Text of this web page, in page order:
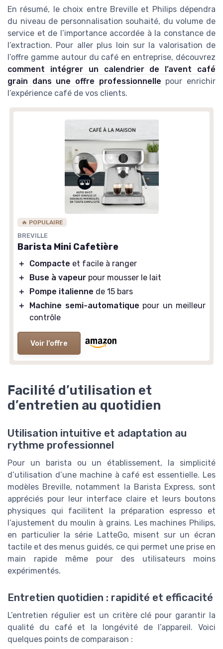
En résumé, le choix entre Breville et Philips dépendra
du niveau de personnalisation souhaité, du volume de
service et de l’importance accordée à la constance de
l’extraction. Pour aller plus loin sur la valorisation de
l’offre gamme autour du café en entreprise, découvrez
comment intégrer un calendrier de l’avent café
grain dans une offre professionnelle pour enrichir
l’expérience café de vos clients.
🔥 POPULAIRE
BREVILLE
Barista Mini Cafetière
＋ Compacte et facile à ranger
＋
Buse à vapeur pour mousser le lait
＋
Pompe italienne de 15 bars
＋
Machine semi-automatique pour un meilleur
contrôle
Voir l'offre
Facilité d’utilisation et
d’entretien au quotidien
Utilisation intuitive et adaptation au
rythme professionnel
Pour un barista ou un établissement, la simplicité
d’utilisation d’une machine à café est essentielle. Les
modèles Breville, notamment la Barista Express, sont
appréciés pour leur interface claire et leurs boutons
physiques qui facilitent la préparation espresso et
l’ajustement du moulin à grains. Les machines Philips,
en particulier la série LatteGo, misent sur un écran
tactile et des menus guidés, ce qui permet une prise en
main rapide même pour des utilisateurs moins
expérimentés.
Entretien quotidien : rapidité et efficacité
L’entretien régulier est un critère clé pour garantir la
qualité du café et la longévité de l’appareil. Voici
quelques points de comparaison :